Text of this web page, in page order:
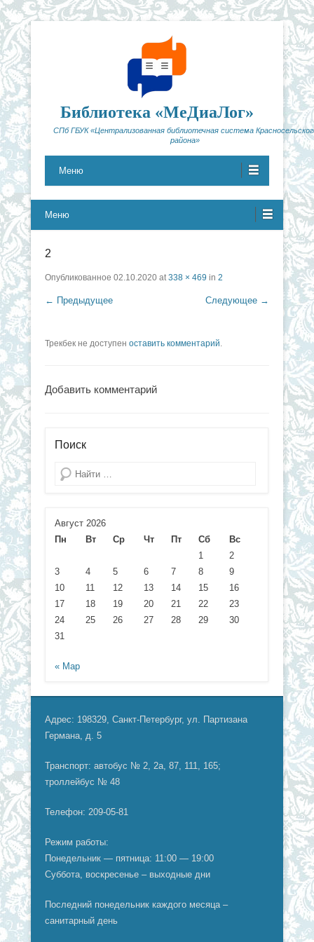
Библиотека «МеДиаЛог»
СПб ГБУК «Централизованная библиотечная система
района»
Меню
Меню
2
Опубликованное 02.10.2020 at338 × 469 in 2
← Предыдущее Следующее →
Трекбек не доступен оставить комментарий.
Добавить комментарий
Поиск
Поиск
Август 2026
Пн
Вт Ср Чт Пт Сб
Вс
1
2
3
4 5 6 7 8
9
10
11 12 13 14 15
16
17
18 19 20 21 22
23
24
25 26 27 28 29
30
31
« Мар
Адрес: 198329, Санкт-Петербург, ул. Партизана
Германа, д. 5
Транспорт: автобус № 2, 2а, 87, 111, 165;
троллейбус № 48
Телефон: 209-05-81
Режим работы:
Понедельник — пятница: 11:00 — 19:00
Суббота, воскресенье – выходные дни
Последний понедельник каждого месяца –
санитарный день